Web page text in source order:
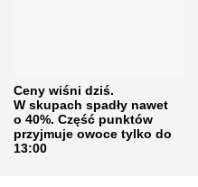
Ceny wiśni dziś.
W skupach spadły nawet
o 40%. Część punktów
przyjmuje owoce tylko do
13:00